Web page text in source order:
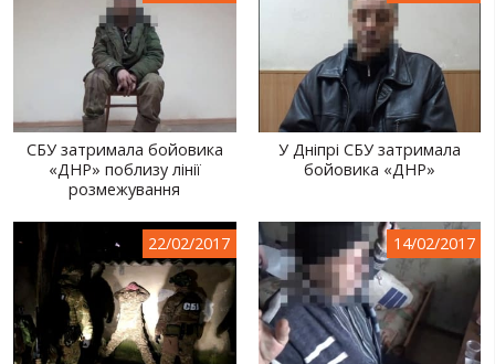
СБУ затримала бойовика
«ДНР» поблизу лінії
розмежування
У Дніпрі СБУ затримала
бойовика «ДНР»
22/02/2017 14/02/2017